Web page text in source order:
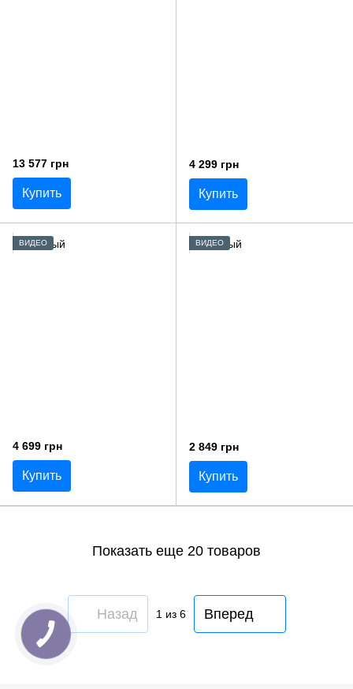
13 577 грн
Купить
4 299 грн
Купить
ВИДЕО
4 699 грн
Купить
ВИДЕО
2 849 грн
Купить
Показать еще 20 товаров
Назад 1из 6 Вперед